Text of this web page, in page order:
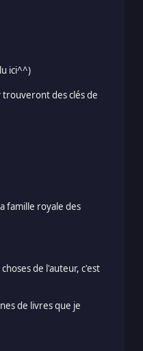
ici^^)
des clés de
famille royale des
de l'auteur, c'est
de livres que je